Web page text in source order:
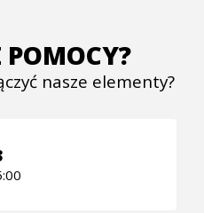
POMOCY?
nasze elementy?